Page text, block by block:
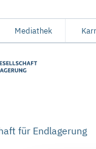
Mediathek
für Endlagerung